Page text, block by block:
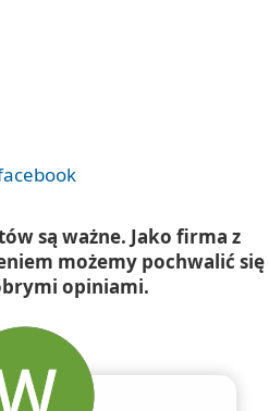
są ważne. Jako firma z
możemy pochwalić się
opiniami.